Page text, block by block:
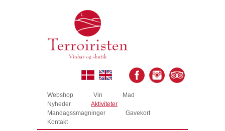
Webshop Vin
Mad
Nyheder
Aktiviteter
Mandagssmagninger
Gavekort
Kontakt